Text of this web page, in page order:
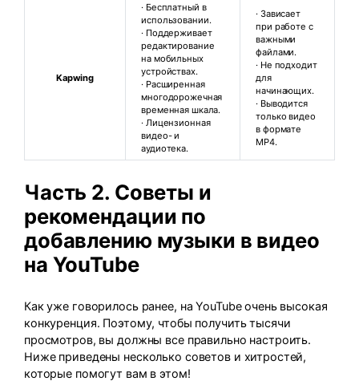
Kapwing
· Бесплатный в
использовании.
· Поддерживает
редактирование
на мобильных
устройствах.
· Расширенная
многодорожечная
временная шкала.
· Лицензионная
видео- и
аудиотека.
· Зависает
при работе с
важными
файлами.
· Не подходит
для
начинающих.
· Выводится
только видео
в формате
MP4.
Часть 2. Советы и
рекомендации по
добавлению музыки в видео
на YouTube
Как уже говорилось ранее, на YouTube очень высокая
конкуренция. Поэтому, чтобы получить тысячи
просмотров, вы должны все правильно настроить.
Ниже приведены несколько советов и хитростей,
которые помогут вам в этом!